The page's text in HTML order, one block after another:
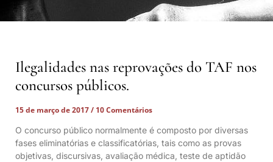
Ilegalidades nas reprovações do TAF nos
concursos públicos.
15 de março de 2017
10 Comentários
O concurso público normalmente é composto por diversas
fases eliminatórias e classificatórias, tais como as provas
objetivas, discursivas, avaliação médica, teste de aptidão